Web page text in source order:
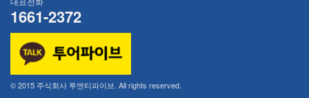
1661-2372
© 2015 주식회사 투엔티파이브. All rights reserved.